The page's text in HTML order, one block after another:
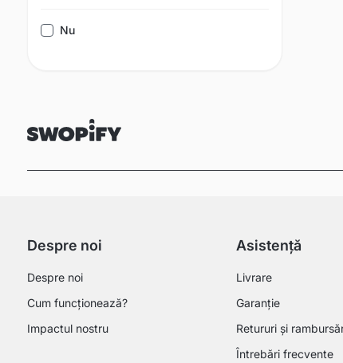
Nu
Despre noi
Despre noi
Cum funcționează?
Impactul nostru
Asistență
Livrare
Garanție
Retururi și
Întrebări frecvente